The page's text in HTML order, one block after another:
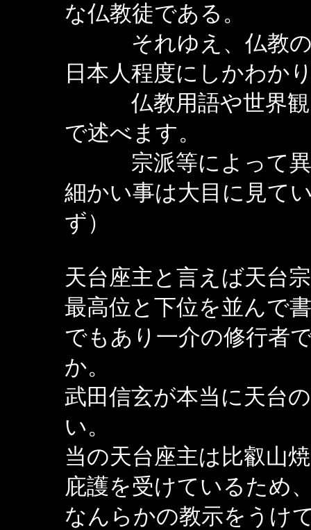
な仏教徒である。
それゆえ、仏教の
日本人程度にしかわ
仏教用語や世界観
で述べます。
宗派等によって異
細かい事は大目に見
ず）
天台座主と言えば天
最高位と下位を並んで
でもあり一介の修行者
か。
武田信玄が本当に天台
い。
当の天台座主は比叡山
庇護を受けているた
なんらかの教示をうけ